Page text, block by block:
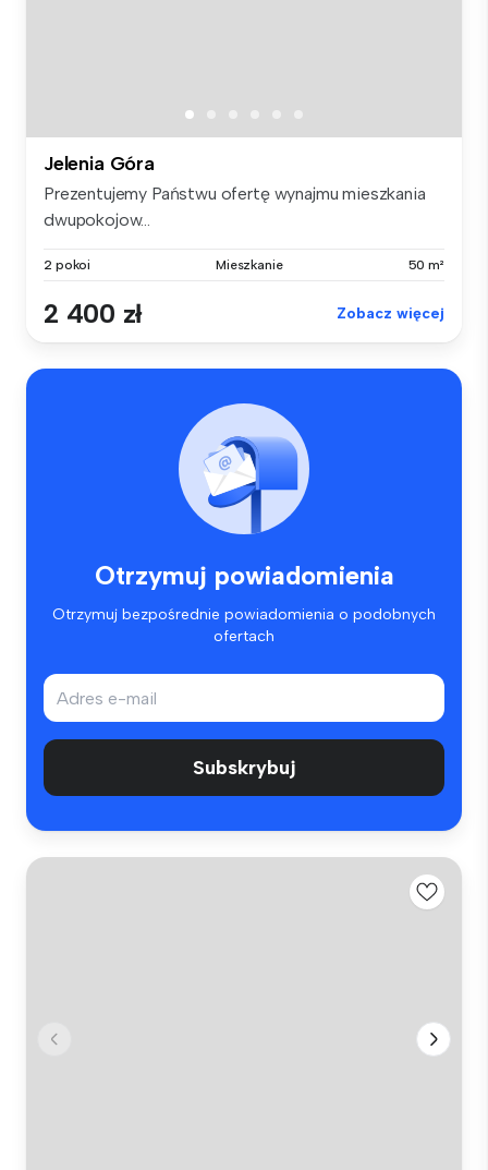
Jelenia Góra
Prezentujemy Państwu ofertę wynajmu mieszkania
dwupokojow...
2 pokoi Mieszkanie 50 m²
2 400 zł Zobacz więcej
Otrzymuj powiadomienia
Otrzymuj bezpośrednie powiadomienia o podobnych
ofertach
Subskrybuj